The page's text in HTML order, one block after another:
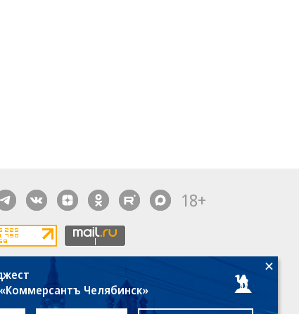
18+
компаний, материалы с пометкой
опубликованы на коммерческой основе.
Челябинск»